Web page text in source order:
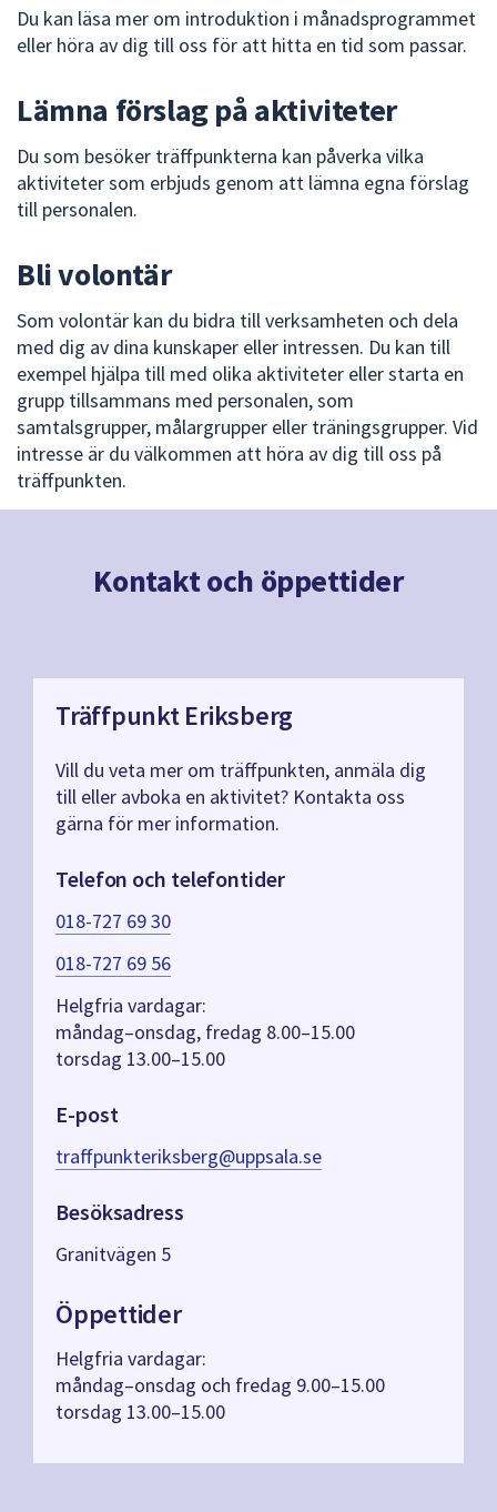
Du kan läsa mer om introduktion i månadsprogrammet
eller höra av dig till oss för att hitta en tid som passar.
Lämna förslag på aktiviteter
Du som besöker träffpunkterna kan påverka vilka
aktiviteter som erbjuds genom att lämna egna förslag
till personalen.
Bli volontär
Som volontär kan du bidra till verksamheten och dela
med dig av dina kunskaper eller intressen. Du kan till
exempel hjälpa till med olika aktiviteter eller starta en
grupp tillsammans med personalen, som
samtalsgrupper, målargrupper eller träningsgrupper. Vid
intresse är du välkommen att höra av dig till oss på
träffpunkten.
Kontakt och öppettider
Träffpunkt Eriksberg
Vill du veta mer om träffpunkten, anmäla dig
till eller avboka en aktivitet? Kontakta oss
gärna för mer information.
Telefon och telefontider
018-727 69 30
018-727 69 56
Helgfria vardagar:
måndag–onsdag, fredag 8.00–15.00
torsdag 13.00–15.00
E-post
traffpunkteriksberg@uppsala.se
Besöksadress
Granitvägen 5
Öppettider
Helgfria vardagar:
måndag–onsdag och fredag 9.00–15.00
torsdag 13.00–15.00